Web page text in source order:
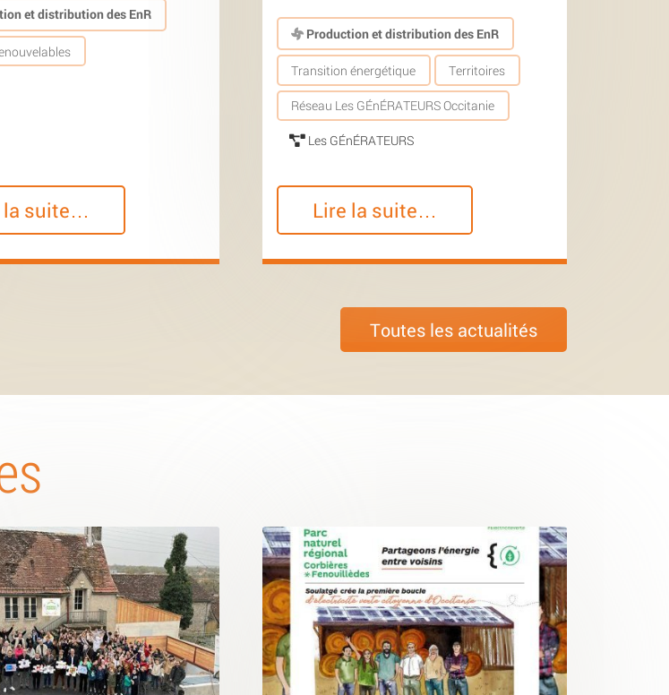
et distribution des EnR
la suite…
Production et distribution des EnR
Transition énergétique Territoires
Réseau Les GÉnÉRATEURS Occitanie
Les GÉnÉRATEURS
Lire la suite…
Toutes les actualités